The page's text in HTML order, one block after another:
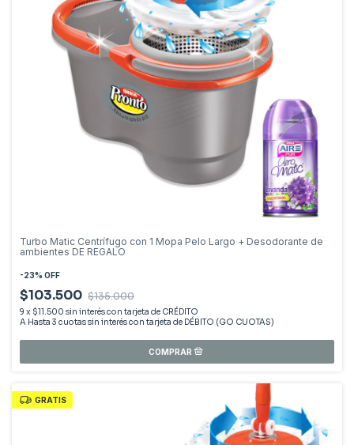
Turbo Matic Centrífugo con 1 Mopa Pelo Largo + Desodorante de
ambientes DE REGALO
-23% OFF
$103.500 $135.000
9 x $11.500 sin interés
GRATIS